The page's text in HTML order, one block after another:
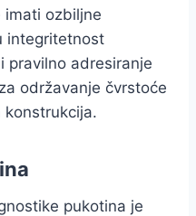
imati ozbiljne
integritetnost
pravilno adresiranje
održavanje čvrstoće
pukotina je